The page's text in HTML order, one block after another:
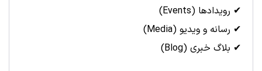
✔ رویدادها (Events)
✔ رسانه و ویدیو (Media)
✔ بلاگ خبری (Blog)